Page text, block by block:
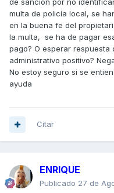
de sanción por no
multa de policía local, se
en la buena fe del
la multa, se ha de pagar
pago? O esperar respuesta
administrativo positivo?
No estoy seguro si se
ayuda
Citar
ENRIQUE
Publicado 27 de